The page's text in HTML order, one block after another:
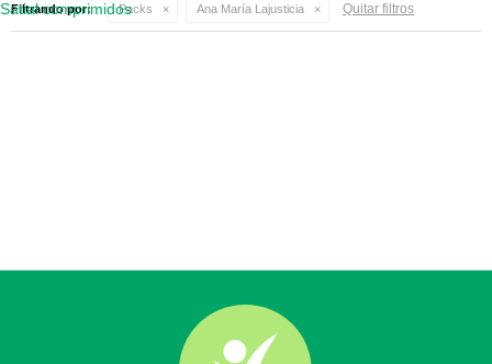
Filtrando por: Packs Ana María Lajusticia Quitar filtros
Satial comprimidos